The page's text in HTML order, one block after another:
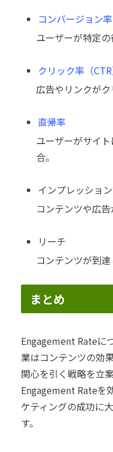
コンバージョン率
ユーザーが特定の
クリック率（CTR
広告やリンクがク
直帰率
ユーザーがサイ
合。
インプレッショ
コンテンツや広告
リーチ
コンテンツが到
まとめ
Engagement Rateに
業はコンテンツの効
関心を引く戦略を立
Engagement Rateを
ケティングの成功に
す。